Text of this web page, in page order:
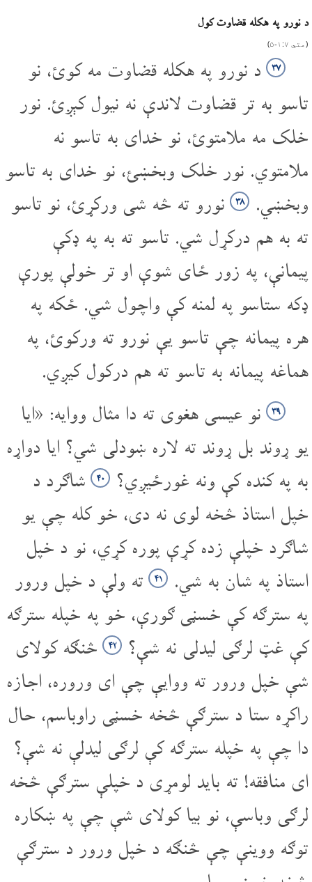
د نورو په هکله قضاوت کول
(متي ۷‏:‌۱‌‏-‌۵)
۳۷ د نورو په هکله قضاوت مه کوئ، نو
تاسو به تر قضاوت لاندې نه نیول کېږئ. نور
خلک مه ملامتوئ، نو خدای به تاسو نه
ملامتوي. نور خلک وبخښئ، نو خدای به تاسو
وبخښي.
۳۸ نورو ته څه شی ورکړئ، نو تاسو
ته به هم درکړل شي. تاسو ته به په ډکې
پیمانې، په زور ځای شوې او تر خولې پورې
ډکه ستاسو په لمنه کې واچول شي. ځکه په
هره پیمانه چې تاسو یې نورو ته ورکوئ، په
هماغه پیمانه به تاسو ته هم درکول کیږي.
۳۹ نو عیسی هغوی ته دا مثال ووایه: «ایا
یو ړوند بل ړوند ته لاره ښودلی شي؟ ایا دواړه
به په کنده کې ونه غورځیږي؟
۴۰ شاګرد د
خپل استاذ څخه لوی نه دی، خو کله چې یو
شاګرد خپلې زده کړې پوره کړي، نو د خپل
استاذ په شان به شي.
۴۱ ته ولې د خپل ورور
په سترګه کې خسڼی ګورې، خو په خپله سترګه
کې غټ لرګی لیدلی نه شې؟
۴۲ څنګه کولای
شې خپل ورور ته ووایې چې ای وروره، اجازه
راکړه ستا د سترګې څخه خسڼی راوباسم، حال
دا چې په خپله سترګه کې لرګی لیدلې نه شې؟
ای منافقه! ته باید لومړی د خپلې سترګې څخه
لرګی وباسې، نو بیا کولای شې چې په ښکاره
توګه ووینې چې څنګه د خپل ورور د سترګې